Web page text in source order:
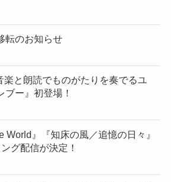
転のお知らせ
楽と朗読でものがたりを奏でるユ
ブー』初登場！
World』『知床の風／追憶の日々』
グ配信が決定！